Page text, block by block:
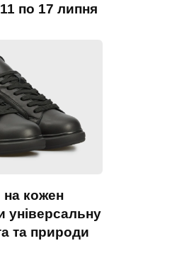
11 по 17 липня
на кожен
універсальну
та природи